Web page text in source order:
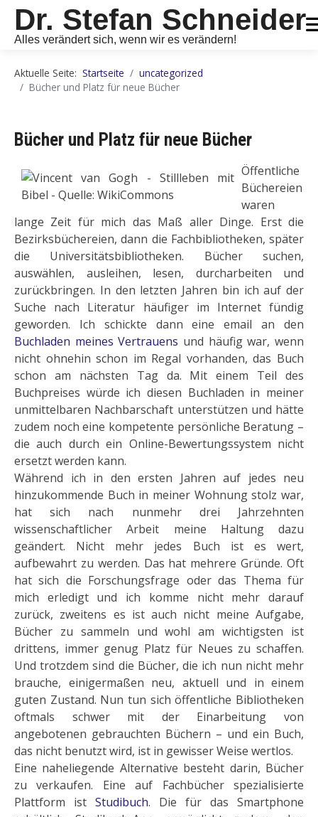
Dr. Stefan Schneider
Alles verändert sich, wenn wir es verändern!
Aktuelle Seite: Startseite
uncategorized
Bücher und Platz für neue Bücher
Bücher und Platz für neue Bücher
Öffentliche
Büchereien
waren
lange Zeit für mich das Maß aller Dinge. Erst die
Bezirksbüchereien, dann die Fachbibliotheken, später
die Universitätsbibliotheken. Bücher suchen,
auswählen, ausleihen, lesen, durcharbeiten und
zurückbringen. In den letzten Jahren bin ich auf der
Suche nach Literatur häufiger im Internet fündig
geworden. Ich schickte dann eine email an den
Buchladen meines Vertrauens und häufig war, wenn
nicht ohnehin schon im Regal vorhanden, das Buch
schon am nächsten Tag da. Mit einem Teil des
Buchpreises würde ich diesen Buchladen in meiner
unmittelbaren Nachbarschaft unterstützen und hätte
zudem noch eine kompetente persönliche Beratung –
die auch durch ein Online-Bewertungssystem nicht
ersetzt werden kann.
Während ich in den ersten Jahren auf jedes neu
hinzukommende Buch in meiner Wohnung stolz war,
hat sich nach nunmehr drei Jahrzehnten
wissenschaftlicher Arbeit meine Haltung dazu
geändert. Nicht mehr jedes Buch ist es wert,
aufbewahrt zu werden. Das hat mehrere Gründe. Oft
hat sich die Forschungsfrage oder das Thema für
mich erledigt und ich komme nicht mehr darauf
zurück, zweitens es ist auch nicht meine Aufgabe,
Bücher zu sammeln und wohl am wichtigsten ist
drittens, immer genug Platz für Neues zu schaffen.
Und trotzdem sind die Bücher, die ich nun nicht mehr
brauche, einigermaßen neu, aktuell und in einem
guten Zustand. Nun tun sich öffentliche Bibliotheken
oftmals schwer mit der Einarbeitung von
angebotenen gebrauchten Büchern – und ein Buch,
das nicht benutzt wird, ist in gewisser Weise wertlos.
Eine naheliegende Alternative besteht darin, Bücher
zu verkaufen. Eine auf Fachbücher spezialisierte
Plattform ist Studibuch. Die für das Smartphone